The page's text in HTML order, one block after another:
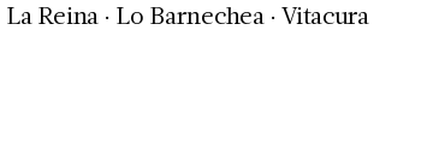
La Reina . Lo Barnechea . Vitacura